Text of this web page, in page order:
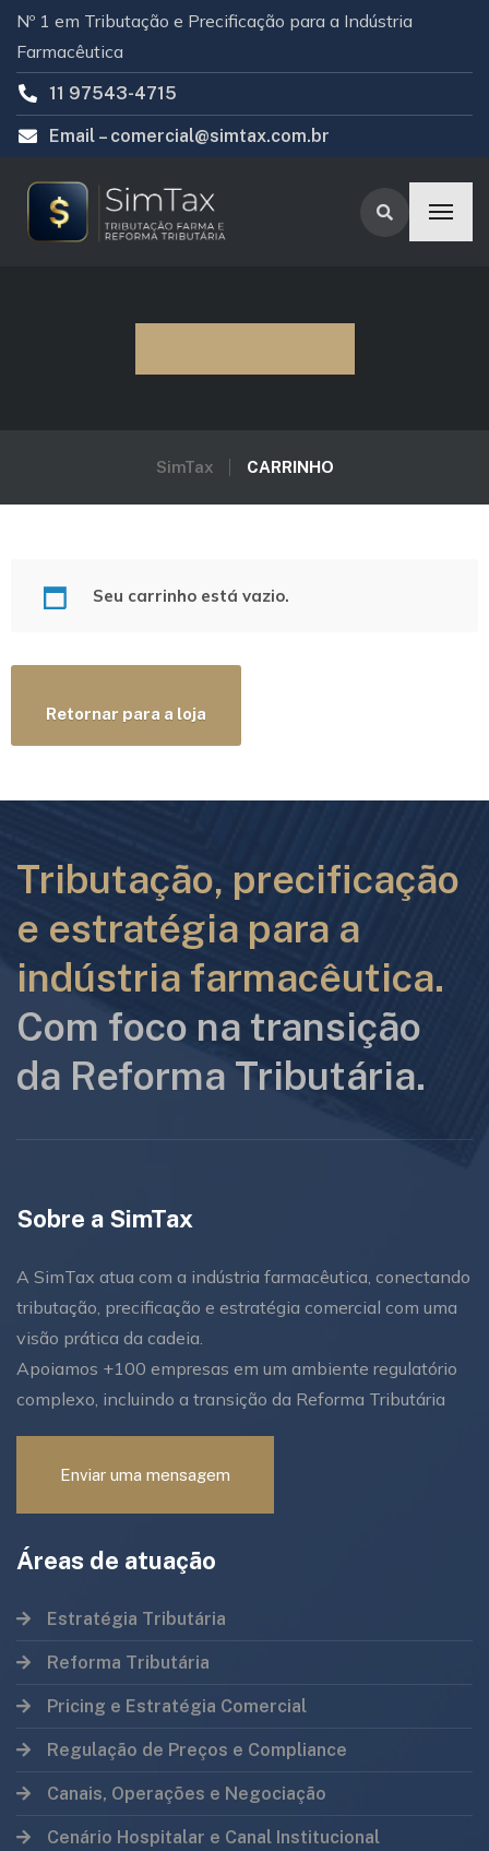
Nº 1 em Tributação e Precificação para a Indústria
Farmacêutica
11 97543-4715
Email – comercial@simtax.com.br
SimTax CARRINHO
Seu carrinho está vazio.
Retornar para a loja
Tributação, precificação
e estratégia para a
indústria farmacêutica.
Com foco na transição
da Reforma Tributária.
Sobre a SimTax
A SimTax atua com a indústria farmacêutica, conectando
tributação, precificação e estratégia comercial com uma
visão prática da cadeia.
Apoiamos +100 empresas em um ambiente regulatório
complexo, incluindo a transição da Reforma Tributária
Enviar uma mensagem
Áreas de atuação
Estratégia Tributária
Reforma Tributária
Pricing e Estratégia Comercial
Regulação de Preços e Compliance
Canais, Operações e Negociação
Cenário Hospitalar e Canal Institucional